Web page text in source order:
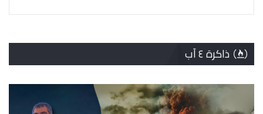
ذاكرة ٤ آب